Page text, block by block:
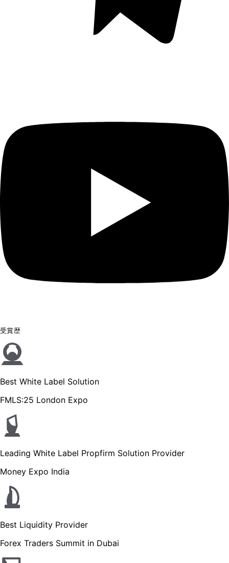
受賞歴
Best White Label Solution
FMLS:25 London Expo
Leading White Label Propfirm Solution Provider
Money Expo India
Best Liquidity Provider
Forex Traders Summit in Dubai